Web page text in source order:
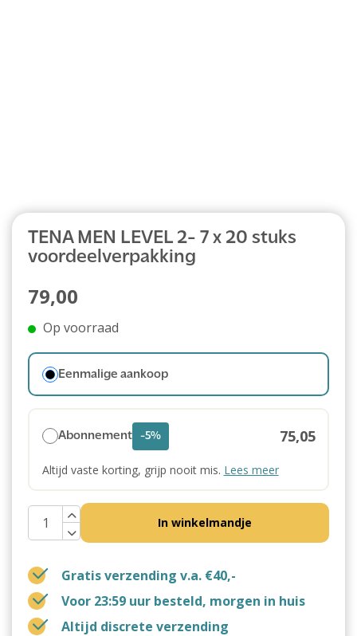
TENA MEN LEVEL 2- 7 x 20 stuks
voordeelverpakking
79,00
Op voorraad
Eenmalige aankoop
Abonnement -5% 75,05
Altijd vaste korting, grijp nooit mis. Lees meer
In winkelmandje
Gratis verzending v.a. €40,-
Voor 23:59 uur besteld, morgen in huis
Altijd discrete verzending